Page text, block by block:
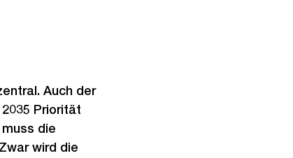
Auch der
Priorität
die
wird die